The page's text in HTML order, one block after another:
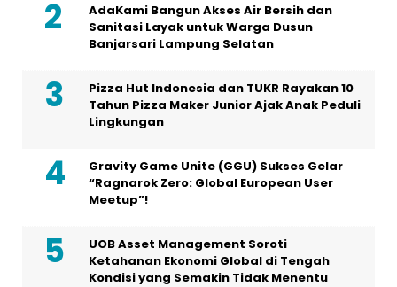
AdaKami Bangun Akses Air Bersih dan
Sanitasi Layak untuk Warga Dusun
Banjarsari Lampung Selatan
Pizza Hut Indonesia dan TUKR Rayakan 10
Tahun Pizza Maker Junior Ajak Anak Peduli
Lingkungan
Gravity Game Unite (GGU) Sukses Gelar
“Ragnarok Zero: Global European User
Meetup”!
UOB Asset Management Soroti
Ketahanan Ekonomi Global di Tengah
Kondisi yang Semakin Tidak Menentu